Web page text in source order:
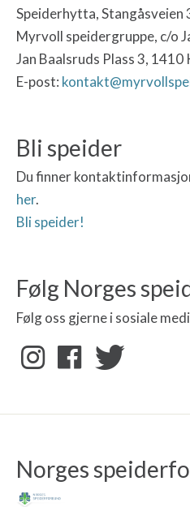
Speiderhytta, Stangåsveien
Myrvoll speidergruppe, c/o
Jan Baalsruds Plass 3, 1410
E-post:
Bli speider
Du finner
her.
Bli speider!
Følg Norges
Følg oss gjerne i sosiale
Norges